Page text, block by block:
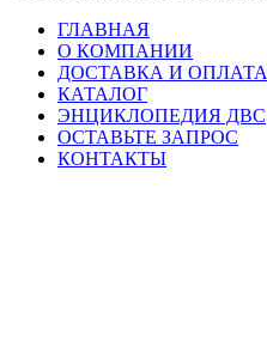
ГЛАВНАЯ
О КОМПАНИИ
ДОСТАВКА И ОПЛАТА
КАТАЛОГ
ЭНЦИКЛОПЕДИЯ ДВС
ОСТАВЬТЕ ЗАПРОС
КОНТАКТЫ